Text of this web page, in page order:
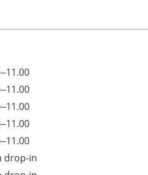
drop-in